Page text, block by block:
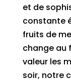
et de
constante
fruits de
change au
valeur les
soir, notre